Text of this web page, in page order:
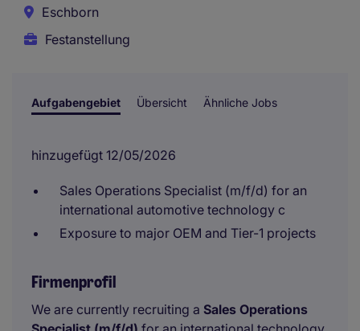
Eschborn
Festanstellung
Aufgabengebiet Übersicht Ähnliche Jobs
hinzugefügt 12/05/2026
Sales Operations Specialist (m/f/d) for an
international automotive technology c
Exposure to major OEM and Tier-1 projects
Firmenprofil
We are currently recruiting a Sales Operations